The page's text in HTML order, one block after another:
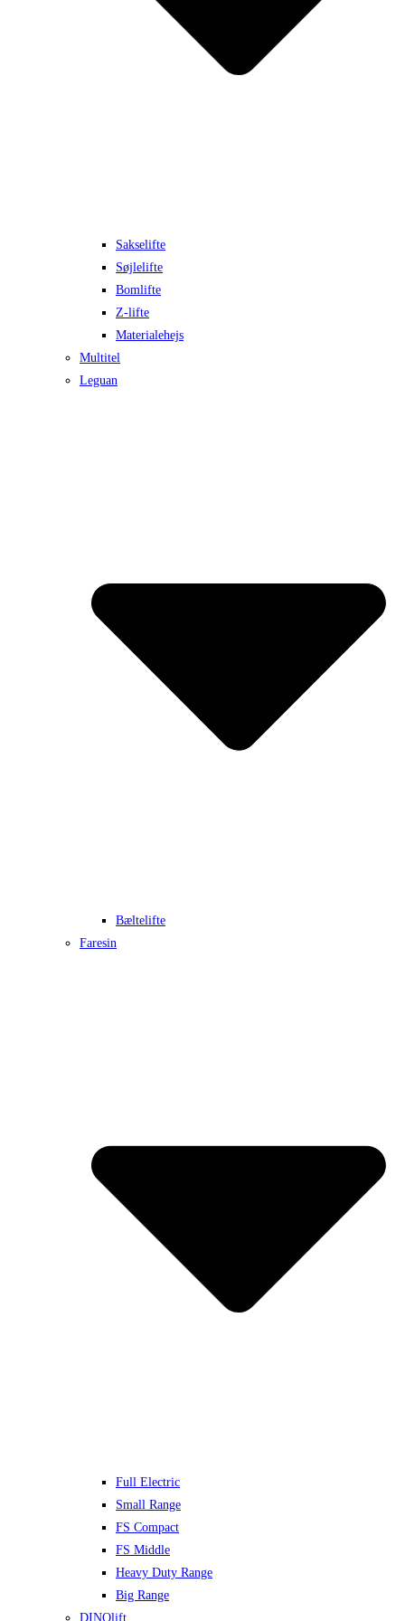
Sakselifte
Søjlelifte
Bomlifte
Z-lifte
Materialehejs
Multitel
Leguan
Bæltelifte
Faresin
Full Electric
Small Range
FS Compact
FS Middle
Heavy Duty Range
Big Range
DINOlift